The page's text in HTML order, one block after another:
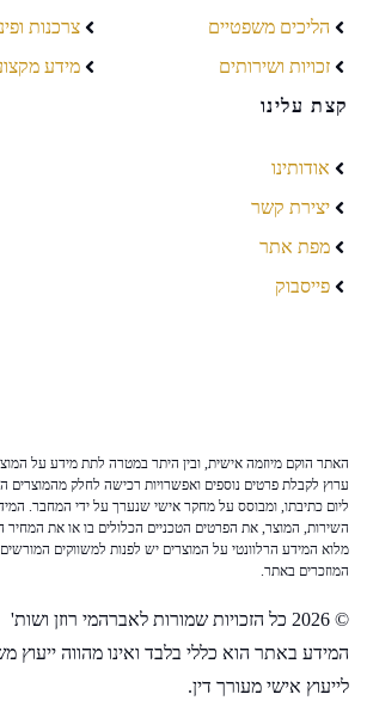
הליכים משפטיים
זכויות ושירותים
צרכנות
מידע
קצת עלינו
אודותינו
יצירת קשר
מפת אתר
פייסבוק
האתר הוקם מיוזמה אישית, ובין היתר במטרה לתת מידע על
ערוץ לקבלת פרטים נוספים ואפשרויות רכישה לחלק מהמוצרים
ליום כתיבתו, ומבוסס על מחקר אישי שנערך על ידי המחבר.
השירות, המוצר, את הפרטים הטכניים הכלולים בו או את המחיר
מלוא המידע הרלוונטי על המוצרים יש לפנות למשווקים
המוזכרים באתר.
© 2026 כל הזכויות שמורות לאברהמי רוזן ושות'
המידע באתר הוא כללי בלבד ואינו מהווה ייעוץ
לייעוץ אישי מעורך דין.